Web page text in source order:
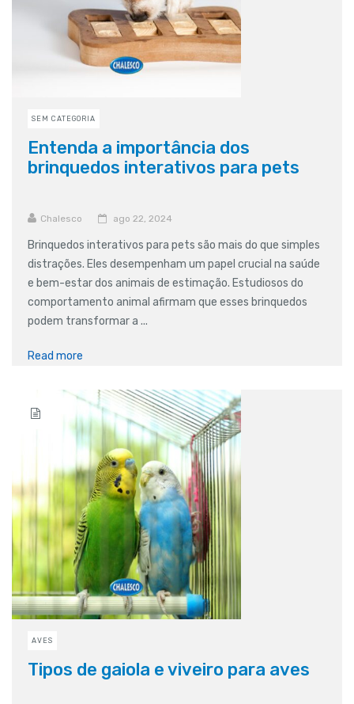
SEM CATEGORIA
Entenda a importância dos
brinquedos interativos para pets
Chalesco ago 22, 2024
Brinquedos interativos para pets são mais do que simples
distrações. Eles desempenham um papel crucial na saúde
e bem-estar dos animais de estimação. Estudiosos do
comportamento animal afirmam que esses brinquedos
podem transformar a ...
Read more
AVES
Tipos de gaiola e viveiro para aves